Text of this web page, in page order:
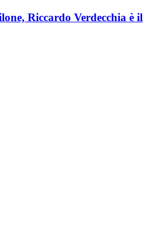
Riccardo Verdecchia è il